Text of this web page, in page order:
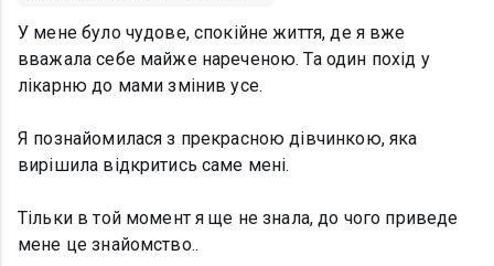
У мене було чудове, спокійне життя, де я вже
вважала себе майже нареченою. Та один похід у
лікарню до мами змінив усе.
Я познайомилася з прекрасною дівчинкою, яка
вирішила відкритись саме мені.
Тільки в той момент я ще не знала, до чого приведе
мене це знайомство..